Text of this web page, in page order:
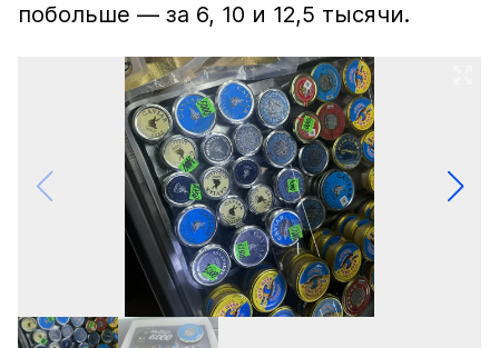
побольше — за 6, 10 и 12,5 тысячи.